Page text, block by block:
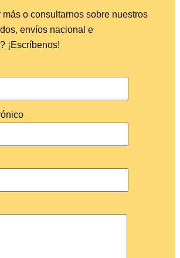
o consultarnos sobre nuestros
envíos nacional e
¡Escríbenos!